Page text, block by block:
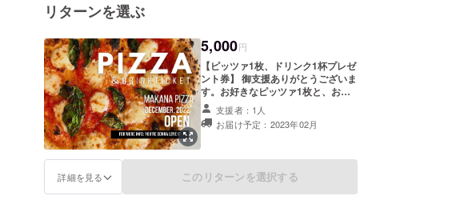
リターンを選ぶ
5,000円
【ピッツァ1枚、ドリンク1杯プレゼ
ント券】 御支援ありがとうございま
す。お好きなピッツァ1枚と、お好
きなドリンク1杯を提供します。テ
イクアウトも可能です。 【高岡市外
の方限定/高岡市民不可】 ・有効期
「住所」を備考欄にご記入をお願い
します。
支援者：1人
お届け予定：2023年02月
詳細を見る このリターンを選択する